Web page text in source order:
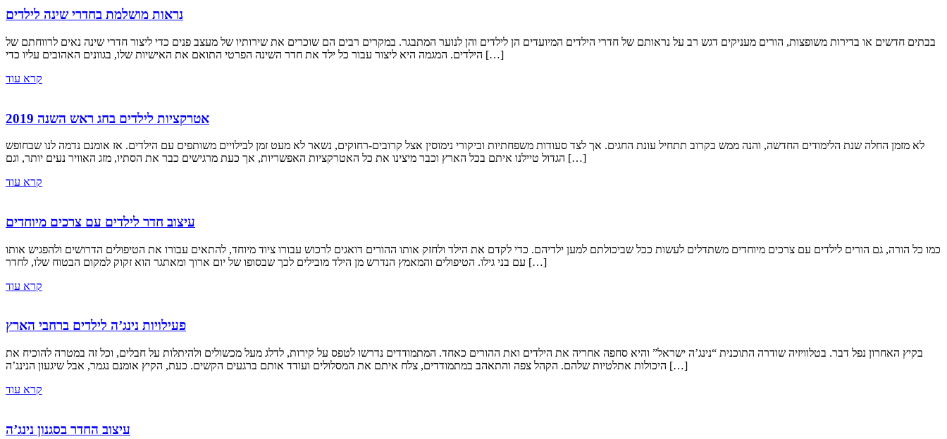
נראות מושלמת בחדרי שינה לילדים
בבתים חדשים או בדירות משופצות, הורים מעניקים דגש רב על נראותם של חדרי הילדים המיועדים הן לילדים והן לנוער המתבגר. במקרים רבים הם שוכרים את שירותיו של מעצב פנים כדי ליצור חדרי שינה נאים לרווחתם של
הילדים. המגמה היא ליצור עבור כל ילד את חדר השינה הפרטי התואם את האישיות שלו, בגוונים האהובים עליו כדי […]
קרא עוד
אטרקציות לילדים בחג ראש השנה 2019
לא מזמן החלה שנת הלימודים החדשה, והנה ממש בקרוב תתחיל עונת החגים. אך לצד סעודות משפחתיות וביקורי נימוסין אצל קרובים-רחוקים, נשאר לא מעט זמן לבילויים משותפים עם הילדים. אז אומנם נדמה לנו שבחופש
הגדול טיילנו איתם בכל הארץ וכבר מיצינו את כל האטרקציות האפשריות, אך כעת מרגישים כבר את הסתיו, מזג האוויר נעים יותר, וגם […]
קרא עוד
עיצוב חדר לילדים עם צרכים מיוחדים
כמו כל הורה, גם הורים לילדים עם צרכים מיוחדים משתדלים לעשות ככל שביכולתם למען ילדיהם. כדי לקדם את הילד ולחזק אותו ההורים דואגים לרכוש עבורו ציוד מיוחד, להתאים עבורו את הטיפולים הדרושים ולהפגיש אותו
עם בני גילו. הטיפולים והמאמץ הנדרש מן הילד מובילים לכך שבסופו של יום ארוך ומאתגר הוא זקוק למקום הבטוח שלו, לחדר […]
קרא עוד
פעילויות נינג’ה לילדים ברחבי הארץ
בקיץ האחרון נפל דבר. בטלוויזיה שודרה התוכנית “נינג’ה ישראל” והיא סחפה אחריה את הילדים ואת ההורים כאחד. המתמודדים נדרשו לטפס על קירות, לדלג מעל מכשולים ולהיתלות על חבלים, וכל זה במטרה להוכיח את
היכולות אתלטיות שלהם. הקהל צפה והתאהב במתמודדים, צלח איתם את המסלולים ועודד אותם ברגעים הקשים. כעת, הקיץ אומנם נגמר, אבל שיגעון הנינג’ה […]
קרא עוד
עיצוב החדר בסגנון נינג’ה